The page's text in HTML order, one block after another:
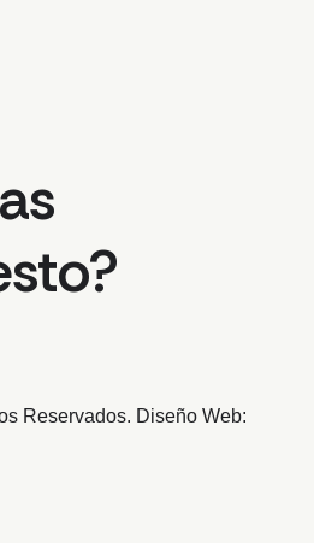
Reservados. Diseño Web: